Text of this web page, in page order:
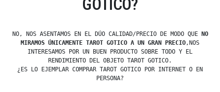
GOTICO?
NO, NOS ASENTAMOS EN EL DÚO CALIDAD/PRECIO DE MODO QUE NO
MIRAMOS ÚNICAMENTE TAROT GOTICO A UN GRAN PRECIO ,NOS
INTERESAMOS POR UN BUEN PRODUCTO SOBRE TODO Y EL
RENDIMIENTO DEL OBJETO TAROT GOTICO.
¿ES LO EJEMPLAR COMPRAR TAROT GOTICO POR INTERNET O EN
PERSONA?